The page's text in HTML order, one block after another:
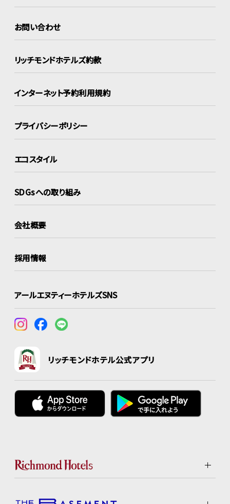
お問い合わせ
リッチモンドホテルズ約款
インターネット予約利用規約
プライバシーポリシー
エコスタイル
SDGsへの取り組み
会社概要
採用情報
アールエヌティーホテルズSNS
リッチモンドホテル公式アプリ